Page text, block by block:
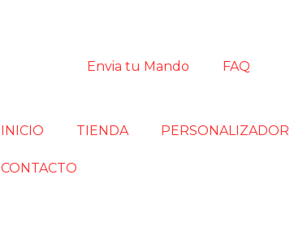
Envia tu Mando FAQ
INICIO TIENDA PERSONALIZADOR
CONTACTO